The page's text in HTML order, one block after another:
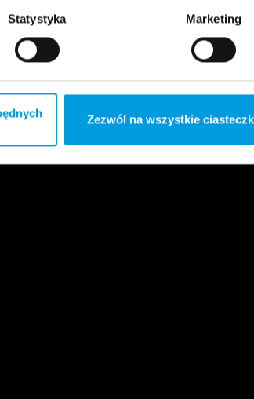
Statystyka Marketing
Zezwól na wszystkie